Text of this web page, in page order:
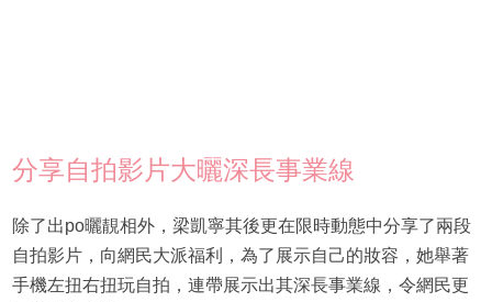
分享自拍影片大曬深長事業線
除了出po曬靚相外，梁凱寧其後更在限時動態中分享了兩段
自拍影片，向網民大派福利，為了展示自己的妝容，她舉著
手機左扭右扭玩自拍，連帶展示出其深長事業線，令網民更